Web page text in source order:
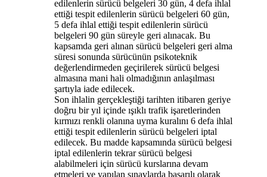
edilenlerin sürücü belgeleri 30 gün, 4 defa ihlal
ettiği tespit edilenlerin sürücü belgeleri 60 gün,
5 defa ihlal ettiği tespit edilenlerin sürücü
belgeleri 90 gün süreyle geri alınacak. Bu
kapsamda geri alınan sürücü belgeleri geri alma
süresi sonunda sürücünün psikoteknik
değerlendirmeden geçirilerek sürücü belgesi
almasına mani hali olmadığının anlaşılması
şartıyla iade edilecek.
Son ihlalin gerçekleştiği tarihten itibaren geriye
doğru bir yıl içinde ışıklı trafik işaretlerinden
kırmızı renkli olanına uyma kuralını 6 defa ihlal
ettiği tespit edilenlerin sürücü belgeleri iptal
edilecek. Bu madde kapsamında sürücü belgesi
iptal edilenlerin tekrar sürücü belgesi
alabilmeleri için sürücü kurslarına devam
etmeleri ve yapılan sınavlarda başarılı olarak